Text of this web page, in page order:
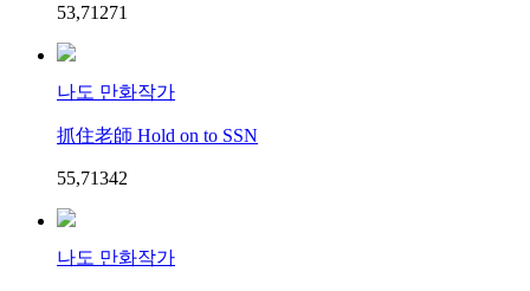
53,71271
나도 만화작가
抓住老師 Hold on to SSN
55,71342
나도 만화작가